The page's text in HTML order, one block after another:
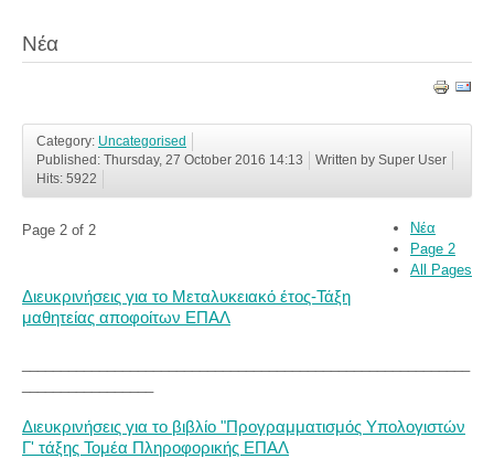
Νέα
Category: Uncategorised
Published: Thursday, 27 October 2016 14:13
Written by Super User
Hits: 5922
Νέα
Page 2
All Pages
Page 2 of 2
Διευκρινήσεις για το Μεταλυκειακό έτος-Τάξη
μαθητείας αποφοίτων ΕΠΑΛ
Διευκρινήσεις για το βιβλίο "Προγραμματισμός Υπολογιστών
Γ' τάξης Τομέα Πληροφορικής ΕΠΑΛ